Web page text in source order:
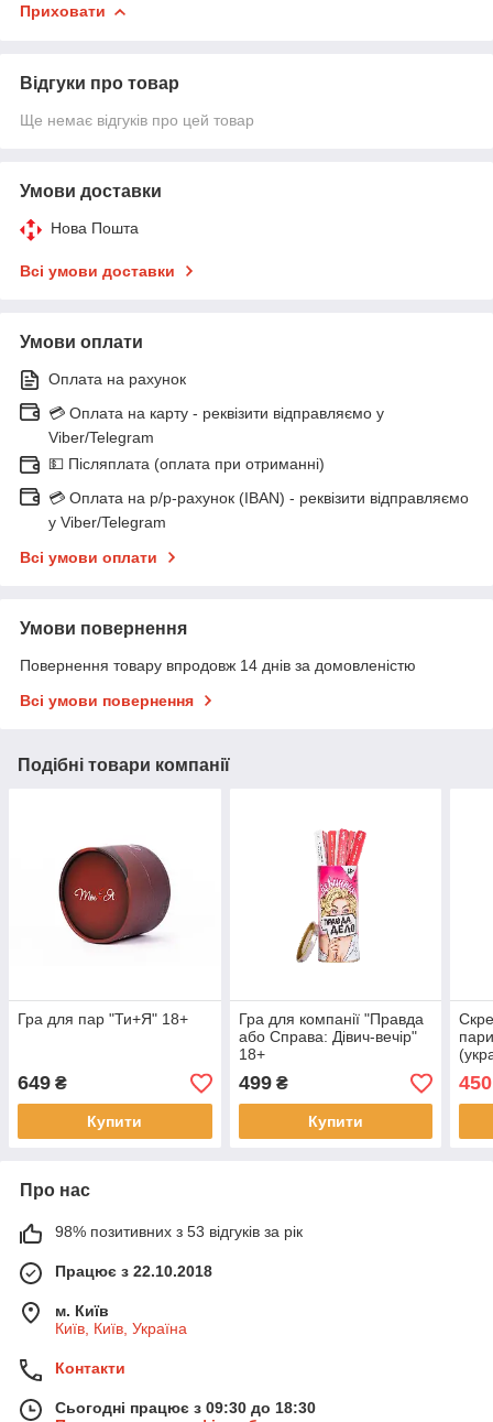
Приховати
Відгуки про товар
Ще немає відгуків про цей товар
Умови доставки
Нова Пошта
Всі умови доставки
Умови оплати
Оплата на рахунок
💳 Оплата на карту - реквізити відправляємо у
Viber/Telegram
💵 Післяплата (оплата при отриманні)
💳 Оплата на р/р-рахунок (IBAN) - реквізити відправляємо
у Viber/Telegram
Всі умови оплати
Умови повернення
Повернення товару впродовж 14 днів за домовленістю
Всі умови повернення
Подібні товари компанії
Гра для пар "Ти+Я" 18+
649 ₴
Купити
Гра для компанії "Правда
або Справа: Дівич-вечір"
18+
499₴
Купити
450
Про нас
98% позитивних з 53 відгуків за рік
Працює з 22.10.2018
м. Київ
Київ, Київ, Україна
Контакти
Сьогодні працює з 09:30 до 18:30